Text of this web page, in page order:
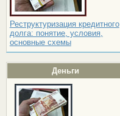
Реструктуризация кредитного
долга: понятие, условия,
основные схемы
Деньги